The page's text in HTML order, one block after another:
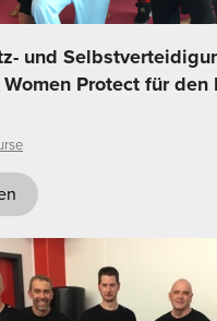
und
Protect für den